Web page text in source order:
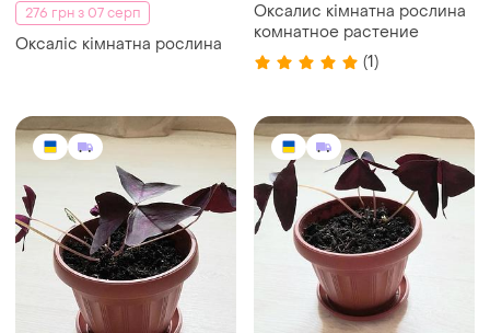
276 грн з 07 серп
Оксаліс кімнатна рослина
Оксалис кімнатна рослина
комнатное растение
(1)